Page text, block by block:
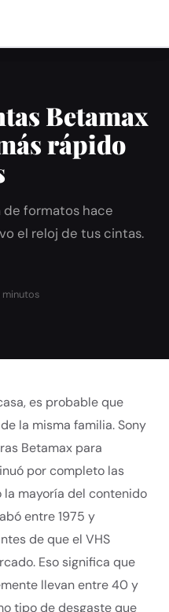
Betamax
rápido
de formatos hace
el reloj de tus cintas.
es probable que
la misma familia. Sony
Betamax para
por completo las
la mayoría del contenido
entre 1975 y
de que el VHS
Eso significa que
llevan entre 40 y
tipo de desgaste que